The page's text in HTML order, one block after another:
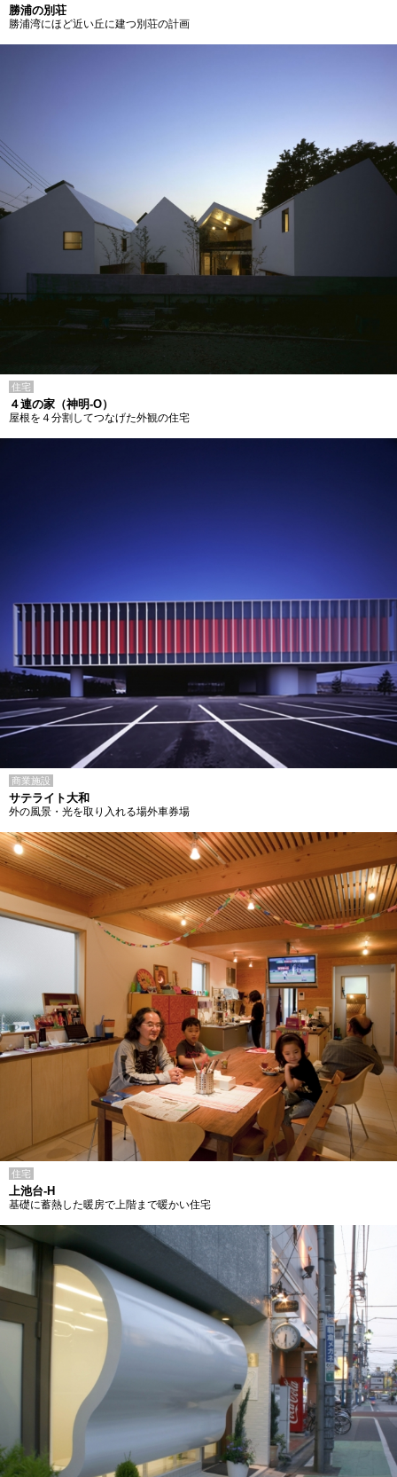
勝浦の別荘
勝浦湾にほど近い丘に建つ別荘の計画
住宅
４連の家（神明-O）
屋根を４分割してつなげた外観の住宅
商業施設
サテライト大和
外の風景・光を取り入れる場外車券場
住宅
上池台-H
基礎に蓄熱した暖房で上階まで暖かい住宅